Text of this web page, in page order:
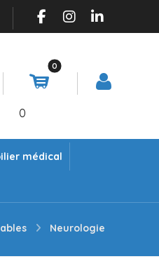
0
médical
Neurologie